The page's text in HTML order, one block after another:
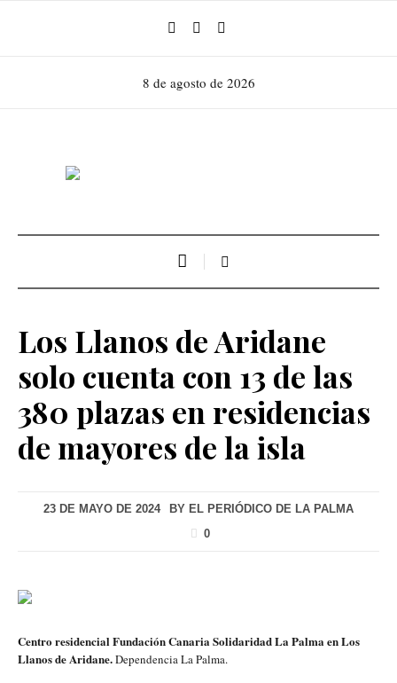
8 de agosto de 2026
Los Llanos de Aridane
solo cuenta con 13 de las
380 plazas en residencias
de mayores de la isla
23 DE MAYO DE 2024 BY EL PERIÓDICO DE LA PALMA
0
Centro residencial Fundación Canaria Solidaridad La Palma en Los
Llanos de Aridane.Dependencia La Palma.